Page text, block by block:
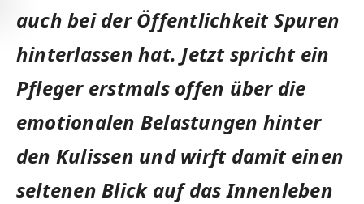
auch bei der Öffentlichkeit Spuren
hinterlassen hat. Jetzt spricht ein
Pfleger erstmals offen über die
emotionalen Belastungen hinter
den Kulissen und wirft damit einen
seltenen Blick auf das Innenleben